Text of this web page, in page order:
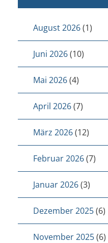
August 2026(1)
Juni 2026(10)
Mai 2026(4)
April 2026(7)
März 2026(12)
Februar 2026(7)
Januar 2026(3)
Dezember 2025(6)
November 2025(6)